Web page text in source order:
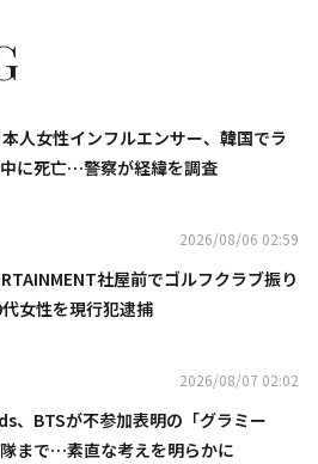
人女性インフルエンサー、韓国でラ
に死亡…警察が経緯を調査
2026/08/06 02:59
社屋前でゴルフクラブ振り
女性を現行犯逮捕
2026/08/07 02:02
、BTSが不参加表明の「グラミー
まで…素直な考えを明らかに